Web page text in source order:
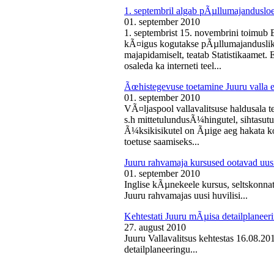
1. septembril algab
01. september 2010
1. septembrist 15. novembrini toimub
kÃ¤igus kogutakse
majapidamiselt, teatab Statistikaamet.
osaleda ka interneti teel...
Ãœhistegevuse toetamine Juuru valla
01. september 2010
VÃ¤ljaspool vallavalitsuse haldusala
s.h mittetulundusÃ¼hingutel,
Ã¼ksikisikutel on Ãµige aeg hakata
toetuse saamiseks...
Juuru rahvamaja kursused ootavad
01. september 2010
Inglise kÃµnekeele kursus,
Juuru rahvamajas uusi huvilisi...
Kehtestati Juuru mÃµisa
27. august 2010
Juuru Vallavalitsus kehtestas
detailplaneeringu...